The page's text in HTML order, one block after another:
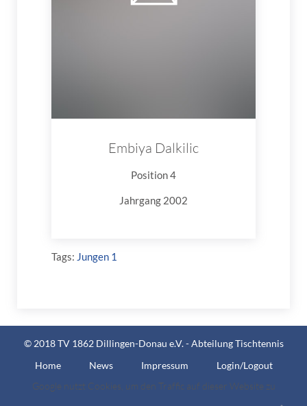
Embiya Dalkilic
Position 4
Jahrgang 2002
Tags: Jungen 1
© 2018 TV 1862 Dillingen-Donau e.V. - Abteilung Tischtennis
Home
News Impressum
Login/Logout
Google nutzt Cookies, um den Traffic auf dieser Website zu